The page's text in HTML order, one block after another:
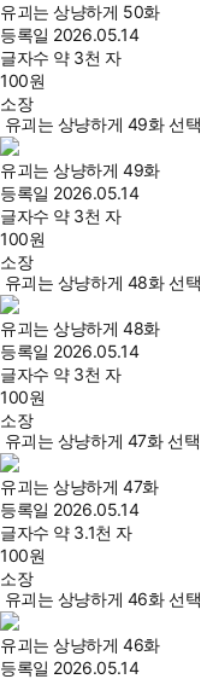
유괴는 상냥하게 50화
등록일 2026.05.14
글자수 약 3천 자
100원
소장
유괴는 상냥하게 49화 선택
유괴는 상냥하게 49화
등록일 2026.05.14
글자수 약 3천 자
100원
소장
유괴는 상냥하게 48화 선택
유괴는 상냥하게 48화
등록일 2026.05.14
글자수 약 3천 자
100원
소장
유괴는 상냥하게 47화 선택
유괴는 상냥하게 47화
등록일 2026.05.14
글자수 약 3.1천 자
100원
소장
유괴는 상냥하게 46화 선택
유괴는 상냥하게 46화
등록일 2026.05.14